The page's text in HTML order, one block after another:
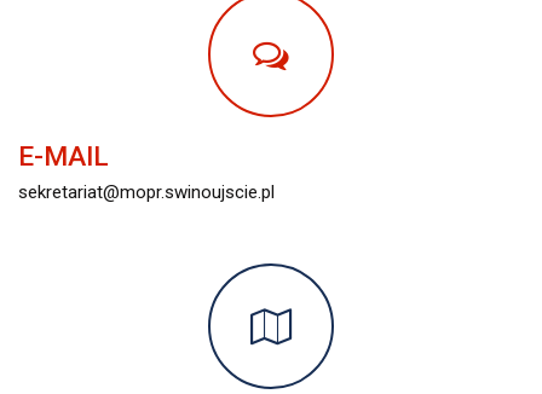
E-MAIL
sekretariat@mopr.swinoujscie.pl